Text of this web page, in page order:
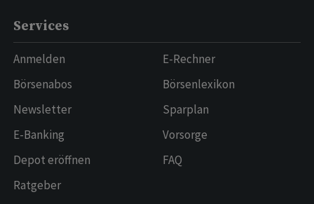
Services
Anmelden
Börsenabos
Newsletter
E-Banking
Depot eröffnen
Ratgeber
E-Rechner
Börsenlexikon
Sparplan
Vorsorge
FAQ